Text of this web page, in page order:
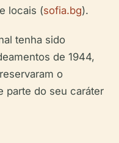
locais (sofia.bg).
tenha sido
de 1944,
o
parte do seu caráter